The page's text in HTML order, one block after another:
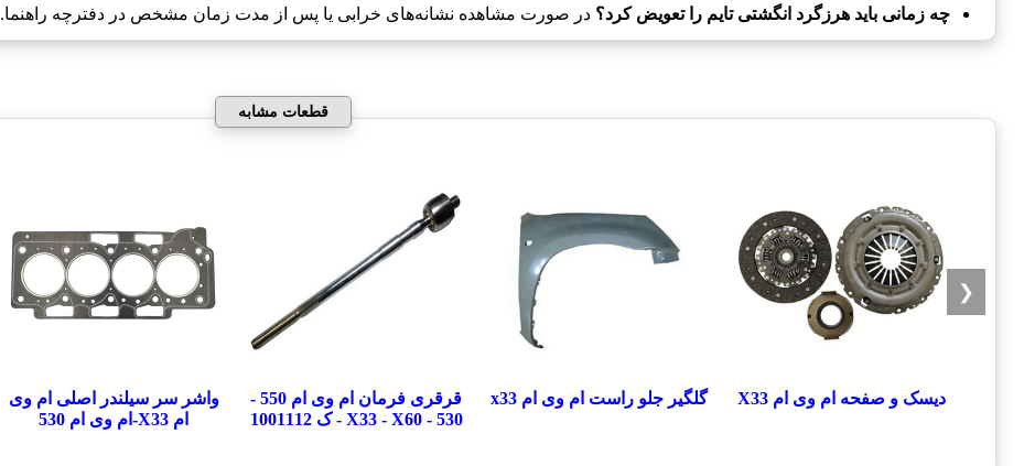
چه زمانی باید هرزگرد انگشتی تایم را تعویض کرد؟ در صورت مشاهده نشانه‌های خرابی یا پس از مدت زمان مشخص در دفترچه راهنما.
قطعات مشابه
دیسک و صفحه ام وی ام X33 گلگیر جلو راست ام وی ام x33
قرقری فرمان ام وی ام 550 -
530 - X33 - X60 - ک 1001112
واشر سر سیلندر اصلی ام وی
ام X33-ام وی ام 530
❮